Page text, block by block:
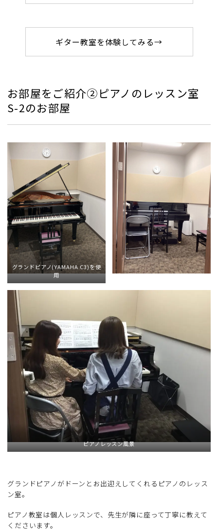
ギター教室を体験してみる→
お部屋をご紹介②ピアノのレッスン室
S-2のお部屋
グランドピアノ(YAMAHA C3)を使
用
ピアノレッスン風景
グランドピアノがドーンとお出迎えしてくれるピアノのレッス
ン室。
ピアノ教室は個人レッスンで、先生が隣に座って丁寧に教えて
くださいます。